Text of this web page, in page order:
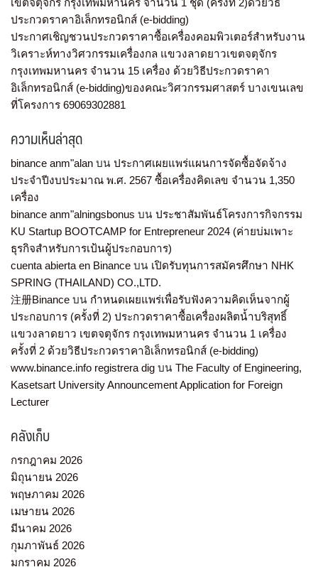
เขตจตุจักร กรุงเทพมหานคร จำนวน 1 ชุด (ครั้งที่ 2)ด้วยวิธี
ประกวดราคาอิเล็กทรอนิกส์ (e-bidding)
ประกาศเชิญชวนประกวดราคาซื้อเครื่องคอมพิวเตอร์สำหรับงาน
วิเคราะห์ทางวิศวกรรมเครื่องกล แขวงลาดยาวเขตจตุจักร
กรุงเทพมหานคร จำนวน 15 เครื่อง ด้วยวิธีประกวดราคา
อิเล็กทรอนิกส์ (e-bidding)ของคณะวิศวกรรมศาสตร์ บางเขนเลข
ที่โครงการ 69069302881
ความเห็นล่าสุด
binance anm"alan บน ประกาศเผยแพร่แผนการจัดซื้อจัดจ้าง
ประจำปีงบประมาณ พ.ศ. 2567 ซื้อเครื่องคิดเลข จำนวน 1,350
เครื่อง
binance anm"alningsbonus บน ประชาสัมพันธ์โครงการกิจกรรม
KU Startup BOOTCAMP for Entrepreneur 2024 (ค่ายบ่มเพาะ
ธุรกิจสำหรับการเป้นผู้ประกอบการ)
cuenta abierta en Binance บน เปิดรับทุนการสมัครศึกษา NHK
SPRING (THAILAND) CO.,LTD.
注册Binance บน กำหนดเผยแพร่เพื่อรับฟังความคิดเห็นจากผู้
ประกอบการ (ครั้งที่ 2) ประกวดราคาซื้อเครื่องผลิตน้ำบริสุทธิ์
แขวงลาดยาว เขตจตุจักร กรุงเทพมหานคร จำนวน 1 เครื่อง
ครั้งที่ 2 ด้วยวิธีประกวดราคาอิเล็กทรอนิกส์ (e-bidding)
www.binance.info registrera dig บน The Faculty of Engineering,
Kasetsart University Announcement Application for Foreign
Lecturer
คลังเก็บ
กรกฎาคม 2026
มิถุนายน 2026
พฤษภาคม 2026
เมษายน 2026
มีนาคม 2026
กุมภาพันธ์ 2026
มกราคม 2026